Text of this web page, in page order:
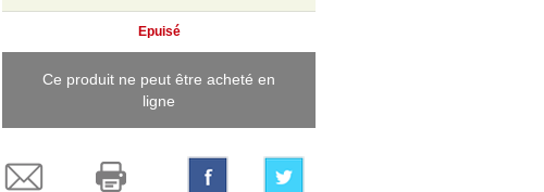
Epuisé
Ce produit ne peut être acheté en
ligne